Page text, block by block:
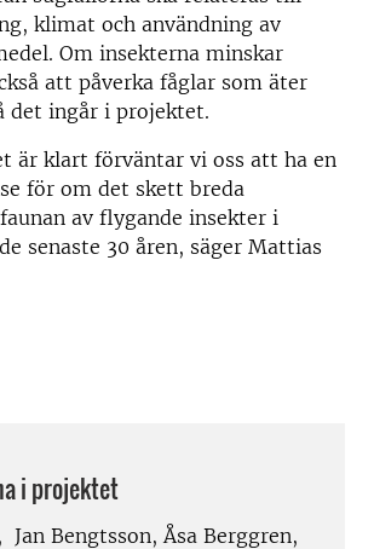
klimat och användning av
Om insekterna minskar
att påverka fåglar som äter
det ingår i projektet.
är klart förväntar vi oss att ha en
för om det skett breda
av flygande insekter i
senaste 30 åren, säger Mattias
i projektet
Bengtsson, Åsa Berggren,